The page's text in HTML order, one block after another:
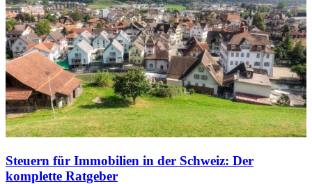
Steuern für Immobilien in der Schweiz: Der
komplette Ratgeber